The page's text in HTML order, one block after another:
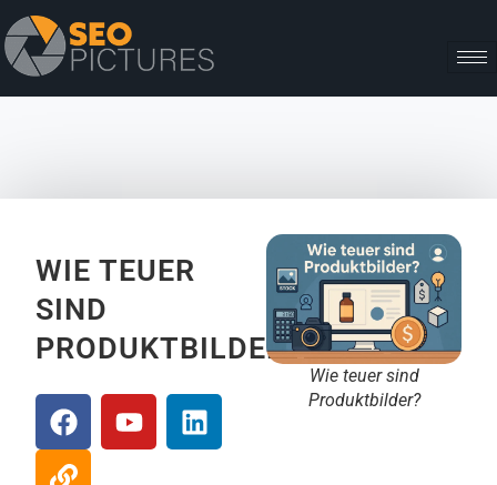
WIE TEUER
SIND
PRODUKTBILDER?
Wie teuer sind
Produktbilder?